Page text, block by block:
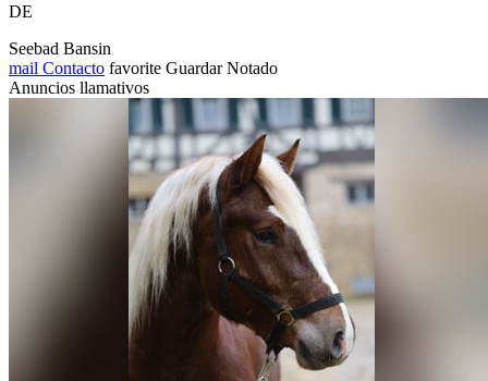
DE
Seebad Bansin
mail Contacto favorite Guardar Notado
Anuncios llamativos